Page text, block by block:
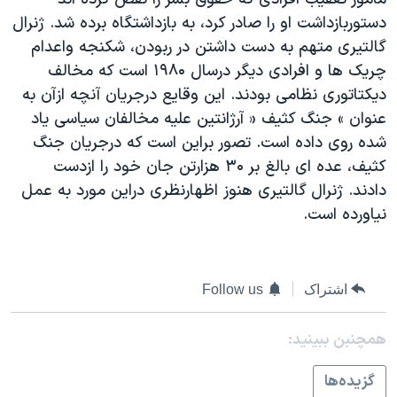
فرهنگ و زندگی
حقوق شهروندی
اقتصادی
علم و فناوری
اسرائیل در جنگ
گالری عکس
آرشیو پخش زنده
مستندها
انتخابات ریاست جمهوری آمریکا ۲۰۲۴
حمله جمهوری اسلامی به اسرائیل
رمز مهسا
ورزش زنان در ایران
اعتراضات زن، زندگی، آزادی
مجموعه مستندهای دادخواهی
قانون شفافیت دارائی کادر رهبری ایران
اعتراضات مردمی آبان ۹۸
دنبال کنید
زبانهای مختلف
دستوربازداشت او را صادر کرد، به بازداشتگاه برده شد. ژنرال
گالتيری متهم به دست داشتن در ربودن، شکنجه واعدام
چريک ها و افرادی ديگر درسال ۱۹۸۰ است که مخالف
ديکتاتوری نظامی بودند. اين وقايع درجريان آنچه ازآن به
عنوان » جنگ کثيف « آرژانتين عليه مخالفان سياسی ياد
شده روی داده است. تصور براين است که درجريان جنگ
کثيف، عده ای بالغ بر ۳۰ هزارتن جان خود را ازدست
دادند. ژنرال گالتيری هنوز اظهارنظری دراين مورد به عمل
نياورده است.
اشتراک Follow us
همچنبن ببینید:
گزيده‌ها